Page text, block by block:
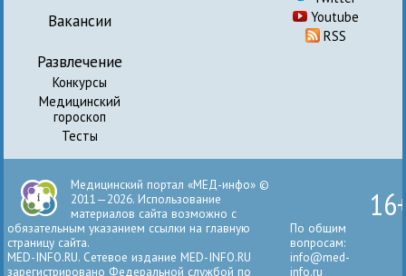
Вакансии
Развлечение
Конкурсы
Медицинский
гороскоп
Тесты
Youtube
RSS
Медицинский портал «МЕД-инфо» ©
2011—2026. Использование
материалов сайта возможно с
обязательным указанием ссылки на главную
страницу сайта.
MED-INFO.RU. Сетевое издание MED-INFO.RU
зарегистрировано Федеральной службой по
По общим
вопросам:
info@med-
info.ru